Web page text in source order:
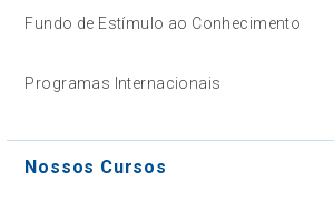
Fundo de Estímulo ao Conhecimento
Programas Internacionais
Nossos Cursos